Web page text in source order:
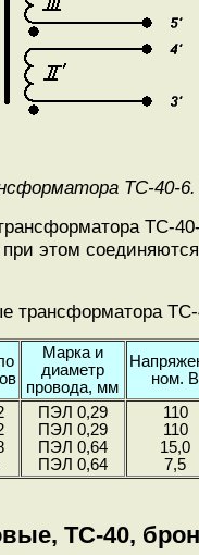
ТС-40-6.
ТС-
этом соединяются
трансформатора
Марка и
диаметр
провода, мм
ном. В
ПЭЛ 0,29
ПЭЛ 0,29
ПЭЛ 0,64
ПЭЛ 0,64
110
110
15,0
7,5
ТС-40,